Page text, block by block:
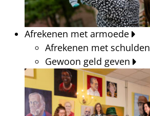
Afrekenen met armoede
Afrekenen met schulden
Gewoon geld geven